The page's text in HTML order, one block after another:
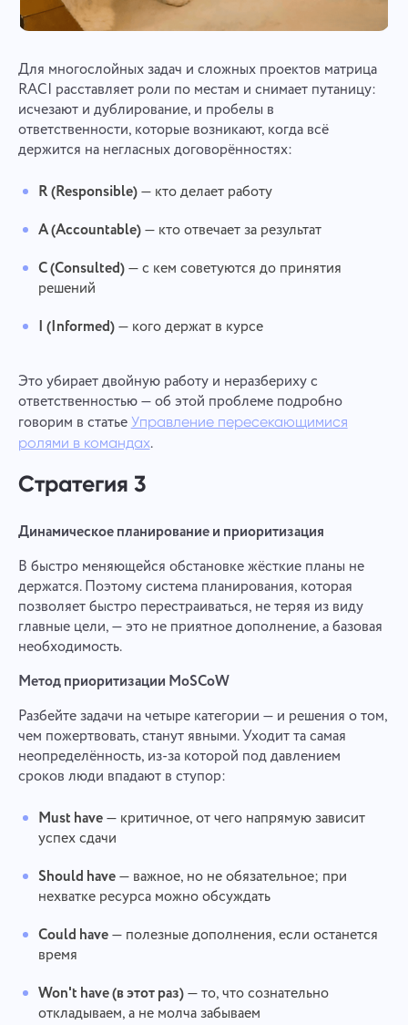
Для многослойных задач и сложных проектов матрица
RACI расставляет роли по местам и снимает путаницу:
исчезают и дублирование, и пробелы в
ответственности, которые возникают, когда всё
держится на негласных договорённостях:
R (Responsible)— кто делает работу
A (Accountable)— кто отвечает за результат
C (Consulted)— с кем советуются до принятия
решений
I (Informed)— кого держат в курсе
Это убирает двойную работу и неразбериху с
ответственностью — об этой проблеме подробно
говорим в статьеУправление пересекающимися
ролями в командах.
Стратегия 3
Динамическое планирование и приоритизация
В быстро меняющейся обстановке жёсткие планы не
держатся. Поэтому система планирования, которая
позволяет быстро перестраиваться, не теряя из виду
главные цели, — это не приятное дополнение, а базовая
необходимость.
Метод приоритизации MoSCoW
Разбейте задачи на четыре категории — и решения о том,
чем пожертвовать, станут явными. Уходит та самая
неопределённость, из-за которой под давлением
сроков люди впадают в ступор:
Must have— критичное, от чего напрямую зависит
успех сдачи
Should have— важное, но не обязательное; при
нехватке ресурса можно обсуждать
Could have— полезные дополнения, если останется
время
Won't have (в этот раз)— то, что сознательно
откладываем, а не молча забываем